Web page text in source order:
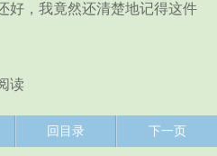
好，我竟然还清楚地记得这件
读
回目录 下一页